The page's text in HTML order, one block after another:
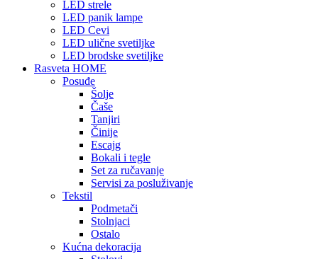
LED strele
LED panik lampe
LED Cevi
LED ulične svetiljke
LED brodske svetiljke
Rasveta HOME
Posuđe
Šolje
Čaše
Tanjiri
Činije
Escajg
Bokali i tegle
Set za ručavanje
Servisi za posluživanje
Tekstil
Podmetači
Stolnjaci
Ostalo
Kućna dekoracija